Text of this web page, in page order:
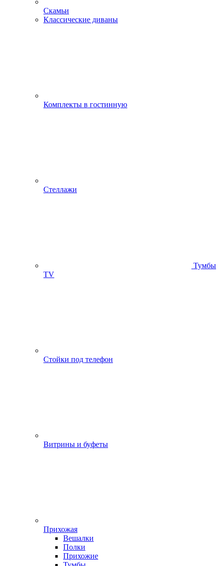
Скамьи
Классические диваны
Комплекты в гостинную
Стеллажи
Тумбы
ТV
Стойки под телефон
Витрины и буфеты
Прихожая
Вешалки
Полки
Прихожие